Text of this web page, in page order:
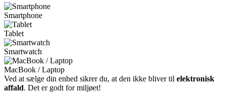
Smartphone
Tablet
Smartwatch
MacBook / Laptop
Ved at sælge din enhed sikrer du, at den ikke bliver til elektronisk
affald. Det er godt for miljøet!